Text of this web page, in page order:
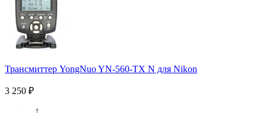
Трансмиттер YongNuo YN-560-TX N для Nikon
3 250 ₽